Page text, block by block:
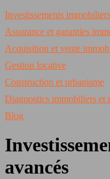
Investissements
Assurance et garanties
Acquisition et vente
Gestion locative
Construction et urbanisme
Diagnostics immobiliers et
Blog
avancés